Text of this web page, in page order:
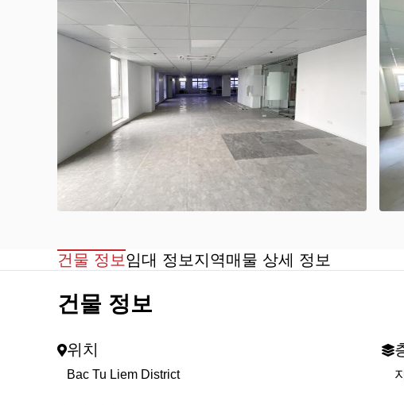
건물 정보임대 정보지역매물 상세 정보
건물 정보
위치
Bac Tu Liem District